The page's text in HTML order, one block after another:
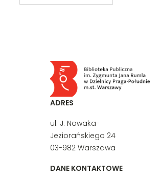
ADRES
ul. J. Nowaka-
Jeziorańskiego 24
03-982 Warszawa
DANE KONTAKTOWE